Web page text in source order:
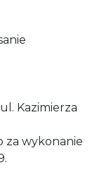
Kazimierza
za wykonanie